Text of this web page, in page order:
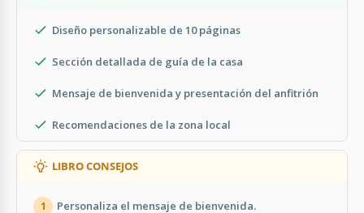
Diseño personalizable de 10 páginas
Sección detallada de guía de la casa
Mensaje de bienvenida y presentación del anfitrión
Recomendaciones de la zona local
LIBRO CONSEJOS
1 Personaliza el mensaje de bienvenida.